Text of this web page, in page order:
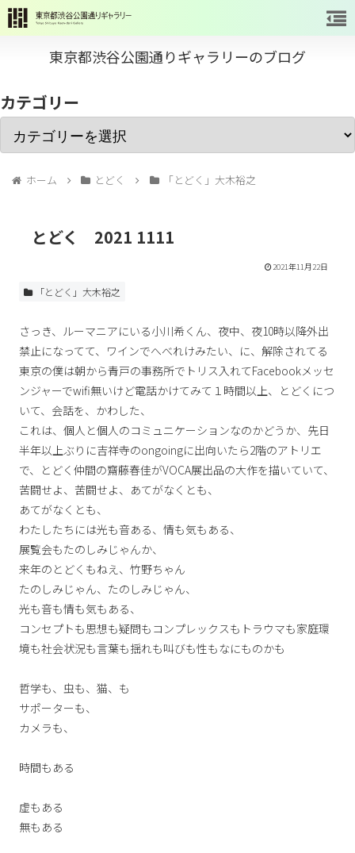
東京都渋谷公園通りギャラリーのブログ
カテゴリー
ホーム とどく 「とどく」大木裕之
とどく 2021 1111
2021年11月22日
「とどく」大木裕之
さっき、ルーマニアにいる小川希くん、夜中、夜10時以降外出
禁止になってて、ワインでへべれけみたい、に、解除されてる
東京の僕は朝から青戸の事務所でトリス入れてFacebookメッセ
ンジャーでwifi無いけど電話かけてみて１時間以上、とどくにつ
いて、会話を、かわした、
これは、個人と個人のコミュニケーションなのかどうか、先日
半年以上ぶりに吉祥寺のongoingに出向いたら2階のアトリエ
で、とどく仲間の齋藤春佳がVOCA展出品の大作を描いていて、
苦闘せよ、苦闘せよ、あてがなくとも、
あてがなくとも、
わたしたちには光も音ある、情も気もある、
展覧会もたのしみじゃんか、
来年のとどくもねえ、竹野ちゃん
たのしみじゃん、たのしみじゃん、
光も音も情も気もある、
コンセプトも思想も疑問もコンプレックスもトラウマも家庭環
境も社会状況も言葉も揺れも叫びも性もなにものかも
哲学も、虫も、猫、も
サポーターも、
カメラも、
時間もある
虚もある
無もある